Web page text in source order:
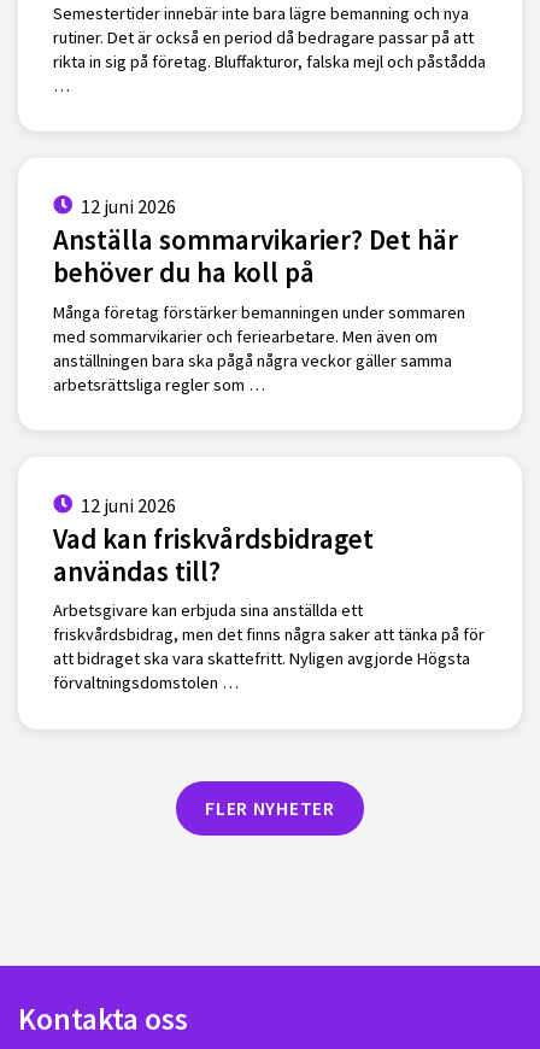
Semestertider innebär inte bara lägre bemanning och nya
rutiner. Det är också en period då bedragare passar på att
rikta in sig på företag. Bluffakturor, falska mejl och påstådda
…
12 juni 2026
Anställa sommarvikarier? Det här
behöver du ha koll på
Många företag förstärker bemanningen under sommaren
med sommarvikarier och feriearbetare. Men även om
anställningen bara ska pågå några veckor gäller samma
arbetsrättsliga regler som …
12 juni 2026
Vad kan friskvårdsbidraget
användas till?
Arbetsgivare kan erbjuda sina anställda ett
friskvårdsbidrag, men det finns några saker att tänka på för
att bidraget ska vara skattefritt. Nyligen avgjorde Högsta
förvaltningsdomstolen …
FLER NYHETER
Kontakta oss